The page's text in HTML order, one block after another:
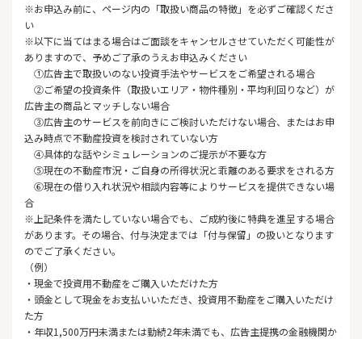
※お申込み前に、ページ内の「取扱い商品の特徴」を必ずご確認くださ
い
※以下に当てはまる場合はご面談をキャンセルさせていただく可能性が
ありますので、予めご了承のうえお申込みください
①広告主で取扱いのない投資手法やサービスをご希望される場合
②ご希望の投資条件（取扱いエリア・物件種別・平均利回りなど）が
広告主の商品とマッチしない場合
③広告主のサービスを前向きにご検討いただけない場合、またはお申
込み時点で不動産投資を検討されていない方
④具体的な話やシミュレーションのご提示が不要な方
⑤現在の不動産市況・ご自身の所得状況と乖離のある要求をされる方
⑥現在の借り入れ状況や相談内容等によりサービスを提供できない場
合
※上記条件を満たしていない場合でも、ご成約後に特典を進呈する場合
があります。その場合、付与決定までは「付与保留」の扱いとなります
のでご了承ください。
（例）
・現金で投資用不動産をご購入いただけた方
・頭金として現金をお支払いいただき、投資用不動産をご購入いただけ
た方
・年収1,500万円未満または勤続2年未満でも、広告主提携の金融機関か